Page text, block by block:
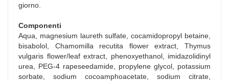
giorno.
Componenti
Aqua, magnesium laureth sulfate, cocamidopropyl betaine,
bisabolol, Chamomilla recutita flower extract, Thymus
vulgaris flower/leaf extract, phenoxyethanol, imidazolidinyl
urea, PEG-4 rapeseedamide, propylene glycol, potassium
sorbate, sodium cocoamphoacetate, sodium citrate,